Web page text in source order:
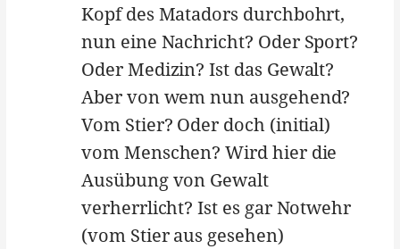
Kopf des Matadors durchbohrt,
nun eine Nachricht? Oder Sport?
Oder Medizin? Ist das Gewalt?
Aber von wem nun ausgehend?
Vom Stier? Oder doch (initial)
vom Menschen? Wird hier die
Ausübung von Gewalt
verherrlicht? Ist es gar Notwehr
(vom Stier aus gesehen)